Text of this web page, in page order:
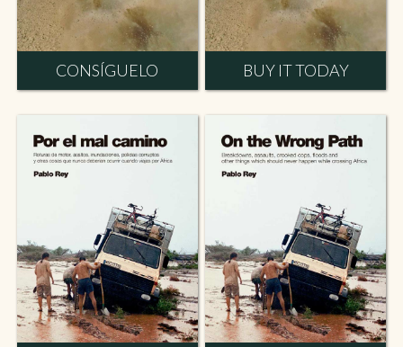
CONSÍGUELO BUY IT TODAY